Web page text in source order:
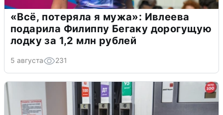
«Всё, потеряла я мужа»: Ивлеева
подарила Филиппу Бегаку дорогущую
лодку за 1,2 млн рублей
5 августа 231